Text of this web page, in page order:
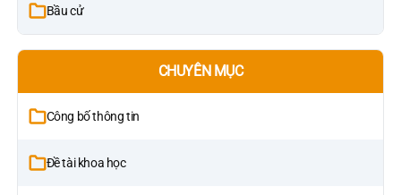
Bầu cử
CHUYÊN MỤC
Công bố thông tin
Đề tài khoa học